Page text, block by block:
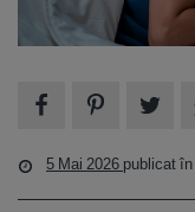
5 Mai 2026 publicat în